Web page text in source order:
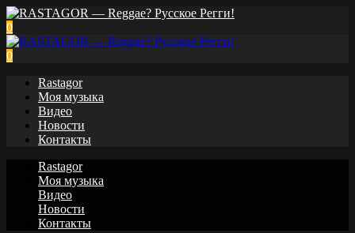
0
0
Rastagor
Моя музыка
Видео
Новости
Контакты
Rastagor
Моя музыка
Видео
Новости
Контакты